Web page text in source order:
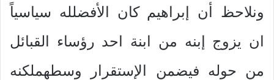
ونلاحظ أن إبراهيم كان الأفضلله سياسياً
ان يزوج إبنه من ابنة احد رؤساء القبائل
من حوله فيضمن الإستقرار وسطهملكنه